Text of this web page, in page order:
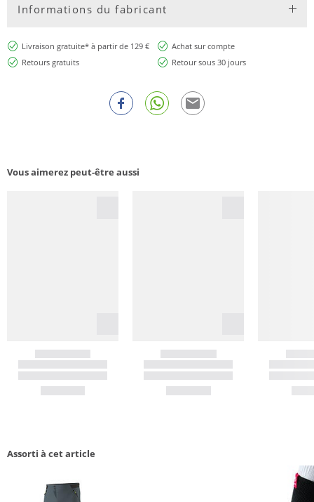
Informations du fabricant
Livraison gratuite* à partir de 129 €
Achat sur compte
Retours gratuits
Retour sous 30 jours
Vous aimerez peut-être aussi
Assorti à cet article